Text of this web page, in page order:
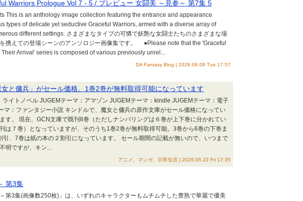
Warriors Prologue Vol 7 - 5 / プレビュー 女闘美 ～見参～ 第7集 5
This is an anthology image collection featuring the entrance and appearance
types of delicate yet seductive Graceful Warriors, armed with a diverse array of
different settings. さまざまなタイプの可憐で妖艶な女闘士たちのさまざまな場
携えての登場シーンのアンソロジー画像集です。 ●Please note that the 'Graceful
Arrival' series is composed of various previously unrel...
DA Fantasy Blog | 2026.06.09 Tue 17:57
と傭兵」がセール価格。1巻2巻が無料取得可能になっています
ライトノベル JUGEMテーマ：アマゾン JUGEMテーマ：kindle JUGEMテーマ：電子
マ：ファンタジー小説 キンドルで、魔女と傭兵の原作文庫がセール価格になってい
す。 現在、GCN文庫で既刊8巻（ただしナンバリングは６巻が上下巻に分かれてい
は７巻）となっていますが、そのうち1巻2巻が無料取得可能。3巻から6巻の下巻ま
引、7巻は紙の本の２割引になっています。 セール期間の記載が無いので、いつまで
明ですが、キン...
アニメ、マンガ、日常生活 | 2026.05.22 Fri 17:35
第3集
～第3集(画像数250枚)」は、いずれのキャラクターもムチムチした豊熟で華麗で優美